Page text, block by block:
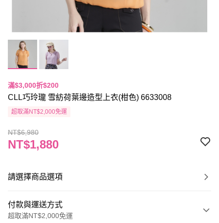
滿$3,000折$200
CLL巧玲瓏 雪紡荷葉邊造型上衣(柑色) 6633008
超取滿NT$2,000免運
NT$6,980
NT$1,880
請選擇商品選項
付款與運送方式
超取滿NT$2,000免運